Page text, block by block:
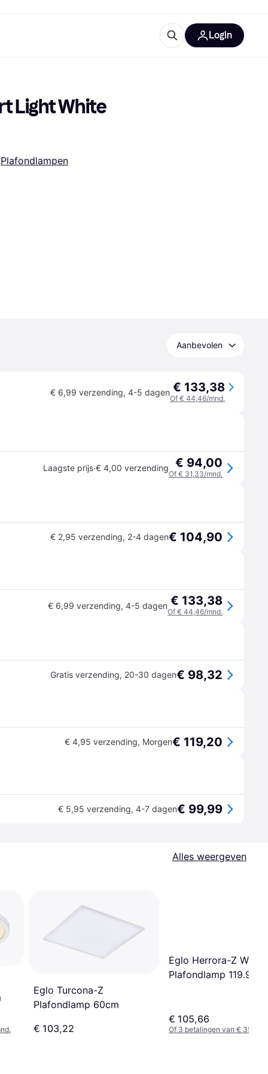
Login
Light White
Plafondlampen
Aanbevolen
€ 6,99 verzending, 4-5 dagen € 133,38
Of € 44,46/mnd.
Laagste prijs·€ 4,00 verzending € 94,00
Of € 31,33/mnd.
€ 2,95 verzending, 2-4 dagen€ 104,90
€ 6,99 verzending, 4-5 dagen € 133,38
Of € 44,46/mnd.
Gratis verzending, 20-30 dagen€ 98,32
€ 4,95 verzending, Morgen€ 119,20
€ 5,95 verzending, 4-7 dagen€ 99,99
Alles weergeven
Eglo Turcona-Z
Plafondlamp 60cm
€ 103,22
Eglo Herrora-Z White
Plafondlamp 119.9cm
€ 105,66
Of 3 betalingen van € 35,22/